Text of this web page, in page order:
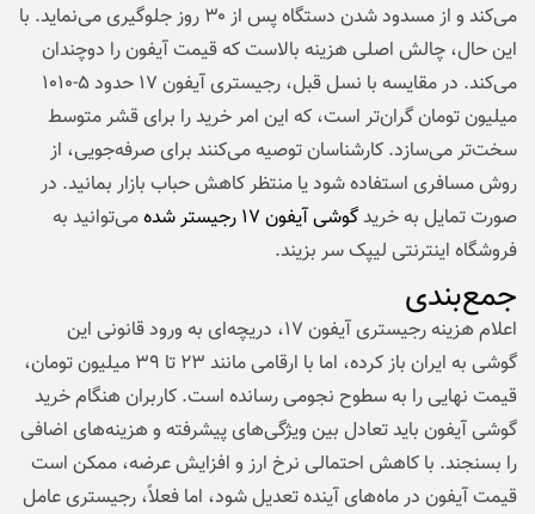
می‌کند و از مسدود شدن دستگاه پس از ۳۰ روز جلوگیری می‌نماید. با
این حال، چالش اصلی هزینه بالاست که قیمت آیفون را دوچندان
می‌کند. در مقایسه با نسل قبل، رجیستری آیفون ۱۷ حدود ۵-۱۰۱۰
میلیون تومان گران‌تر است، که این امر خرید را برای قشر متوسط
سخت‌تر می‌سازد. کارشناسان توصیه می‌کنند برای صرفه‌جویی، از
روش مسافری استفاده شود یا منتظر کاهش حباب بازار بمانید. در
صورت تمایل به خریدگوشی آیفون ۱۷ رجیستر شده
می‌توانید به
فروشگاه اینترنتی لیپک سر بزیند.
جمع‌بندی
اعلام هزینه رجیستری آیفون ۱۷، دریچه‌ای به ورود قانونی این
گوشی به ایران باز کرده، اما با ارقامی مانند ۲۳ تا ۳۹ میلیون تومان،
قیمت نهایی را به سطوح نجومی رسانده است. کاربران هنگام خرید
گوشی آیفون باید تعادل بین ویژگی‌های پیشرفته و هزینه‌های اضافی
را بسنجند. با کاهش احتمالی نرخ ارز و افزایش عرضه، ممکن است
قیمت آیفون در ماه‌های آینده تعدیل شود، اما فعلاً، رجیستری عامل